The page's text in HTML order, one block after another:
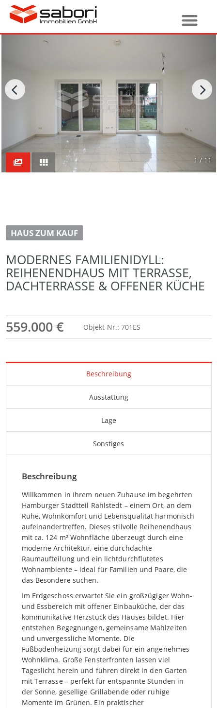
1 / 11
HAUS ZUM KAUF
MODERNES FAMILIENIDYLL:
REIHENENDHAUS MIT TERRASSE,
DACHTERRASSE & OFFENER KÜCHE
559.000 € Objekt-Nr.: 701ES
Beschreibung
Ausstattung
Lage
Sonstiges
Beschreibung
Willkommen in Ihrem neuen Zuhause im begehrten
Hamburger Stadtteil Rahlstedt – einem Ort, an dem
Ruhe, Wohnkomfort und Lebensqualität harmonisch
aufeinandertreffen. Dieses stilvolle Reihenendhaus
mit ca. 124 m² Wohnfläche überzeugt durch eine
moderne Architektur, eine durchdachte
Raumaufteilung und ein lichtdurchflutetes
Wohnambiente – ideal für Familien und Paare, die
das Besondere suchen.
Im Erdgeschoss erwartet Sie ein großzügiger Wohn-
und Essbereich mit offener Einbauküche, der das
kommunikative Herzstück des Hauses bildet. Hier
entstehen Begegnungen, gemeinsame Mahlzeiten
und unvergessliche Momente. Die
Fußbodenheizung sorgt dabei für ein angenehmes
Wohnklima. Große Fensterfronten lassen viel
Tageslicht herein und führen direkt in den Garten
mit Terrasse – perfekt für entspannte Stunden in
der Sonne, gesellige Grillabende oder ruhige
Momente im Grünen. Ein praktischer